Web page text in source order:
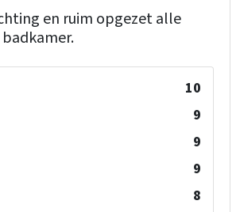
en ruim opgezet alle
10
9
9
9
8